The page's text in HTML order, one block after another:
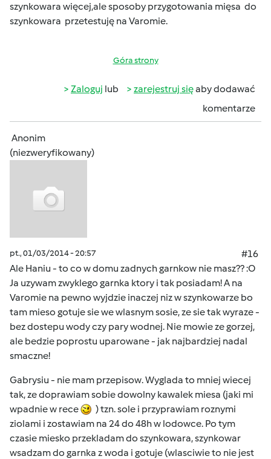
szynkowara więcej,ale sposoby przygotowania mięsa do
szynkowara przetestuję na Varomie.
Góra strony
Zaloguj lub zarejestruj sięaby dodawać
komentarze
Anonim
(niezweryfikowany)
pt., 01/03/2014 - 20:57
#16
Ale Haniu - to co w domu zadnych garnkow nie masz?? :O
Ja uzywam zwyklego garnka ktory i tak posiadam! A na
Varomie na pewno wyjdzie inaczej niz w szynkowarze bo
tam mieso gotuje sie we wlasnym sosie, ze sie tak wyraze -
bez dostepu wody czy pary wodnej. Nie mowie ze gorzej,
ale bedzie poprostu uparowane - jak najbardziej nadal
smaczne!
Gabrysiu - nie mam przepisow. Wyglada to mniej wiecej
tak, ze doprawiam sobie dowolny kawalek miesa (jaki mi
wpadnie w rece
) tzn. sole i przyprawiam roznymi
ziolami i zostawiam na 24 do 48h w lodowce. Po tym
czasie miesko przekladam do szynkowara, szynkowar
wsadzam do garnka z woda i gotuje (wlasciwie to nie jest